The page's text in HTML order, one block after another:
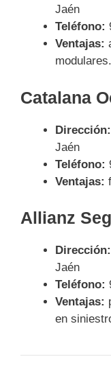
Jaén
Teléfono:
Ventajas:
modulares.
Catalana
Dirección:
Jaén
Teléfono:
Ventajas:
Allianz
Dirección:
Jaén
Teléfono:
Ventajas:
en